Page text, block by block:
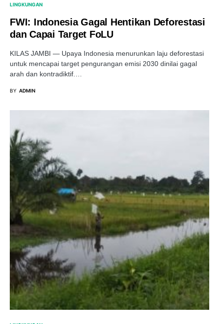
LINGKUNGAN
FWI: Indonesia Gagal Hentikan Deforestasi
dan Capai Target FoLU
KILAS JAMBI — Upaya Indonesia menurunkan laju deforestasi
untuk mencapai target pengurangan emisi 2030 dinilai gagal
arah dan kontradiktif.…
BY ADMIN